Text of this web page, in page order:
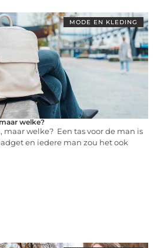
MODE EN KLEDING
welke?
maar welke? Een tas voor de man is
en iedere man zou het ook